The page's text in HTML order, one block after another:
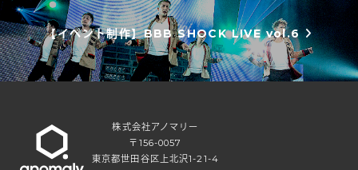
【イベント制作】BBB SHOCK LIVE vol.6
株式会社アノマリー
〒156-0057
東京都世田谷区上北沢1-21-4